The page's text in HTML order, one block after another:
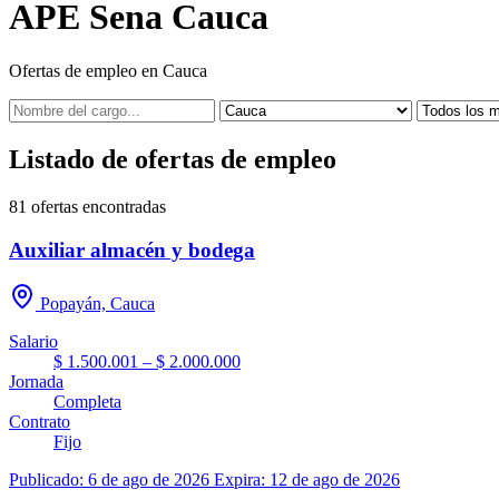
APE Sena Cauca
Ofertas de empleo en Cauca
Listado de ofertas de empleo
81 ofertas encontradas
Auxiliar almacén y bodega
Popayán, Cauca
Salario
$ 1.500.001 – $ 2.000.000
Jornada
Completa
Contrato
Fijo
Publicado: 6 de ago de 2026 Expira: 12 de ago de 2026